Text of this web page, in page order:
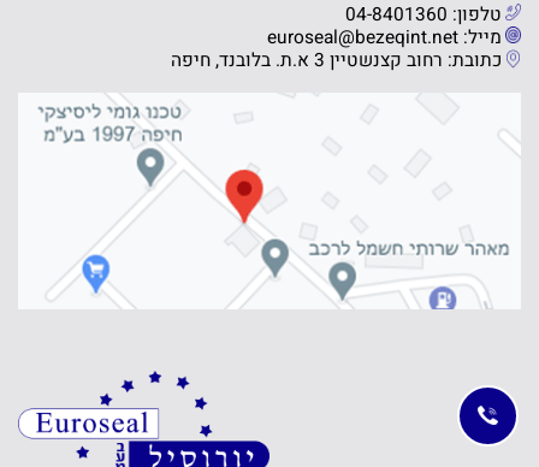
טלפון: 04-8401360
מייל: euroseal@bezeqint.net
כתובת: רחוב קצנשטיין 3 א.ת. בלובנד, חיפה